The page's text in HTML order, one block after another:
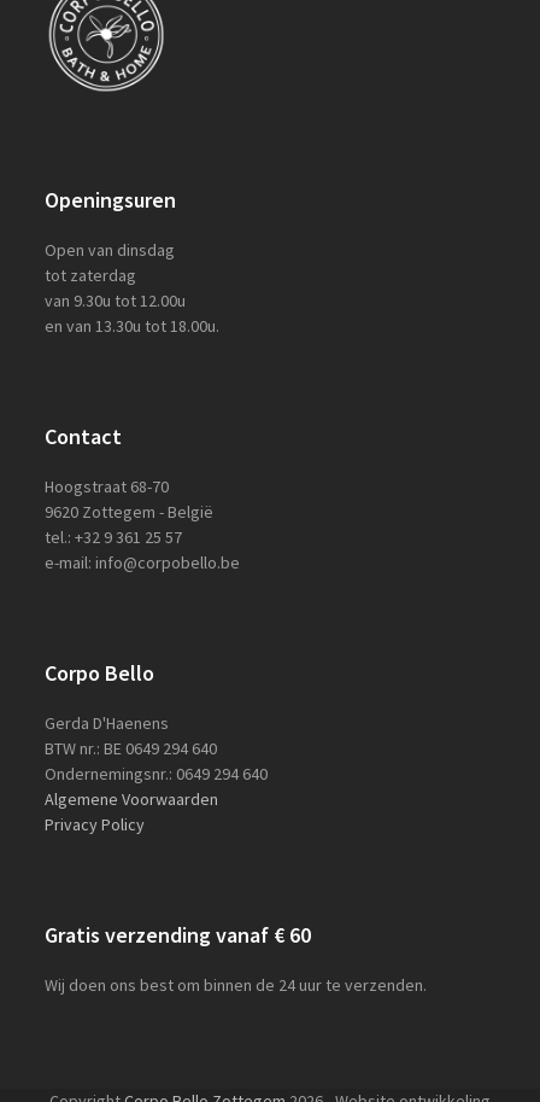
Openingsuren
Open van dinsdag
tot zaterdag
van 9.30u tot 12.00u
en van 13.30u tot 18.00u.
Contact
Hoogstraat 68-70
9620 Zottegem - België
tel.: +32 9 361 25 57
e-mail: info@corpobello.be
Corpo Bello
Gerda D'Haenens
BTW nr.: BE 0649 294 640
Ondernemingsnr.: 0649 294 640
Algemene Voorwaarden
Privacy Policy
Gratis verzending vanaf € 60
Wij doen ons best om binnen de 24 uur te verzenden.